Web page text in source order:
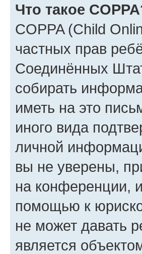
Что такое
COPPA (Child
частных прав
Соединённых
собирать
иметь на это
иного вида
личной
вы не уверены,
на конференции,
помощью к
не может давать
является